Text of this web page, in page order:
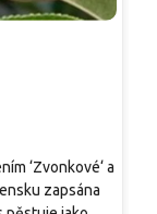
‘Zvonkové‘ a
zapsána